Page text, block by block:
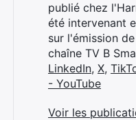
publié chez
été intervenant
sur l'émission
chaîne TV B
LinkedIn, X,
- YouTube
Voir les